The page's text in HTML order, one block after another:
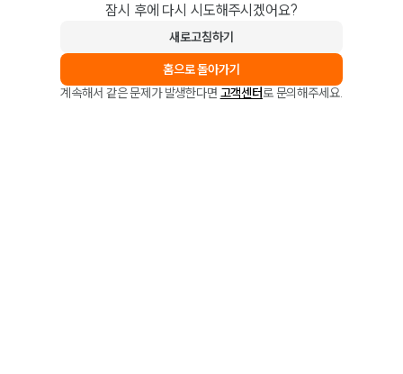
잠시 후에 다시 시도해주시겠어요?
새로고침하기
홈으로 돌아가기
계속해서 같은 문제가 발생한다면 고객센터로 문의해주세요.